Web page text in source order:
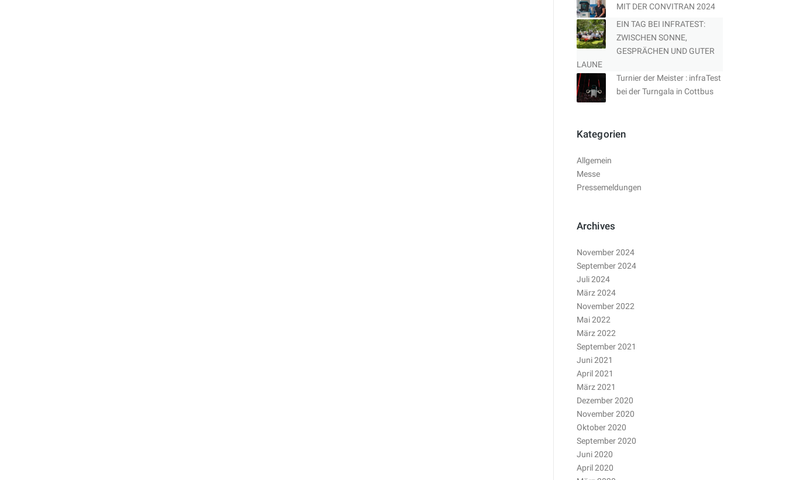
MIT DER CONVITRAN 2024
EIN TAG BEI INFRATEST:
ZWISCHEN SONNE,
GESPRÄCHEN UND GUTER
LAUNE
Turnier der Meister : infraTest
bei der Turngala in Cottbus
Kategorien
Allgemein
Messe
Pressemeldungen
Archives
November 2024
September 2024
Juli 2024
März 2024
November 2022
Mai 2022
März 2022
September 2021
Juni 2021
April 2021
März 2021
Dezember 2020
November 2020
Oktober 2020
September 2020
Juni 2020
April 2020